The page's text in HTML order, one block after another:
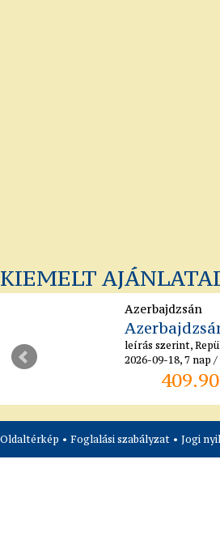
KIEMELT
Azerbajdzsán
leírás szerint,
2026-09-18, 7 nap /
Oldaltérkép • Foglalási szabályzat • Jogi